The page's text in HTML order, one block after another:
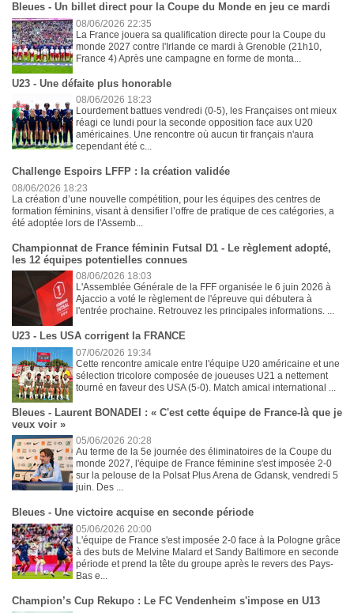
Bleues - Un billet direct pour la Coupe du Monde en jeu ce mardi
08/06/2026 22:35
La France jouera sa qualification directe pour la Coupe du
monde 2027 contre l'Irlande ce mardi à Grenoble (21h10,
France 4) Après une campagne en forme de monta...
U23 - Une défaite plus honorable
08/06/2026 18:23
Lourdement battues vendredi (0-5), les Françaises ont mieux
réagi ce lundi pour la seconde opposition face aux U20
américaines. Une rencontre où aucun tir français n'aura
cependant été c...
Challenge Espoirs LFFP : la création validée
08/06/2026 18:23
La création d’une nouvelle compétition, pour les équipes des centres de
formation féminins, visant à densifier l’offre de pratique de ces catégories, a
été adoptée lors de l'Assemb...
Championnat de France féminin Futsal D1 - Le règlement adopté,
les 12 équipes potentielles connues
08/06/2026 18:03
L'Assemblée Générale de la FFF organisée le 6 juin 2026 à
Ajaccio a voté le règlement de l'épreuve qui débutera à
l'entrée prochaine. Retrouvez les principales informations. ...
U23 - Les USA corrigent la FRANCE
07/06/2026 19:34
Cette rencontre amicale entre l'équipe U20 américaine et une
sélection tricolore composée de joueuses U21 a nettement
tourné en faveur des USA (5-0). Match amical international ...
Bleues - Laurent BONADEI : « C'est cette équipe de France-là que je
veux voir »
05/06/2026 20:28
Au terme de la 5e journée des éliminatoires de la Coupe du
monde 2027, l'équipe de France féminine s'est imposée 2-0
sur la pelouse de la Polsat Plus Arena de Gdansk, vendredi 5
juin. Des ...
Bleues - Une victoire acquise en seconde période
05/06/2026 20:00
L'équipe de France s'est imposée 2-0 face à la Pologne grâce
à des buts de Melvine Malard et Sandy Baltimore en seconde
période et prend la tête du groupe après le revers des Pays-
Bas e...
Champion’s Cup Rekupo : Le FC Vendenheim s'impose en U13